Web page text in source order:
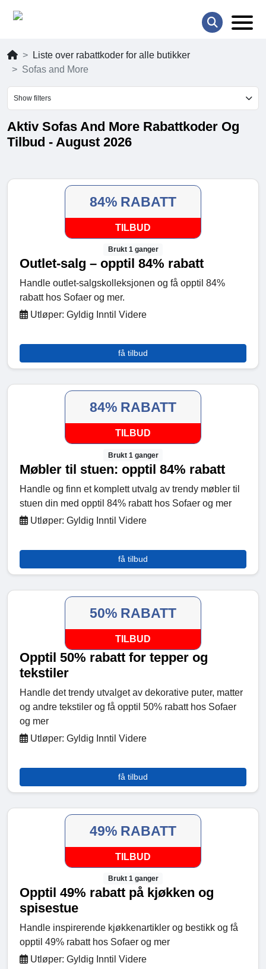
Liste over rabattkoder for alle butikker
Sofas and More
Show filters
Aktiv Sofas And More Rabattkoder Og
Tilbud - August 2026
84% RABATT
TILBUD
Brukt 1 ganger
Outlet-salg – opptil 84% rabatt
Handle outlet-salgskolleksjonen og få opptil 84%
rabatt hos Sofaer og mer.
Utløper: Gyldig Inntil Videre
få tilbud
84% RABATT
TILBUD
Brukt 1 ganger
Møbler til stuen: opptil 84% rabatt
Handle og finn et komplett utvalg av trendy møbler til
stuen din med opptil 84% rabatt hos Sofaer og mer
Utløper: Gyldig Inntil Videre
få tilbud
50% RABATT
TILBUD
Opptil 50% rabatt for tepper og
tekstiler
Handle det trendy utvalget av dekorative puter, matter
og andre tekstiler og få opptil 50% rabatt hos Sofaer
og mer
Utløper: Gyldig Inntil Videre
få tilbud
49% RABATT
TILBUD
Brukt 1 ganger
Opptil 49% rabatt på kjøkken og
spisestue
Handle inspirerende kjøkkenartikler og bestikk og få
opptil 49% rabatt hos Sofaer og mer
Utløper: Gyldig Inntil Videre